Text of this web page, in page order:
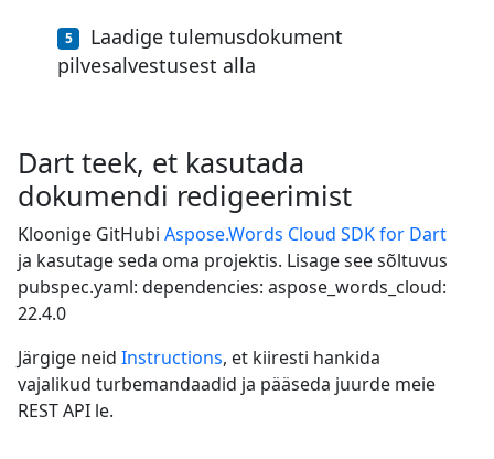
Laadige tulemusdokument
pilvesalvestusest alla
Dart teek, et kasutada
dokumendi redigeerimist
Kloonige GitHubi Aspose.Words Cloud SDK for Dart
ja kasutage seda oma projektis. Lisage see sõltuvus
pubspec.yaml: dependencies: aspose_words_cloud:
22.4.0
Järgige neid Instructions, et kiiresti hankida
vajalikud turbemandaadid ja pääseda juurde meie
REST API le.